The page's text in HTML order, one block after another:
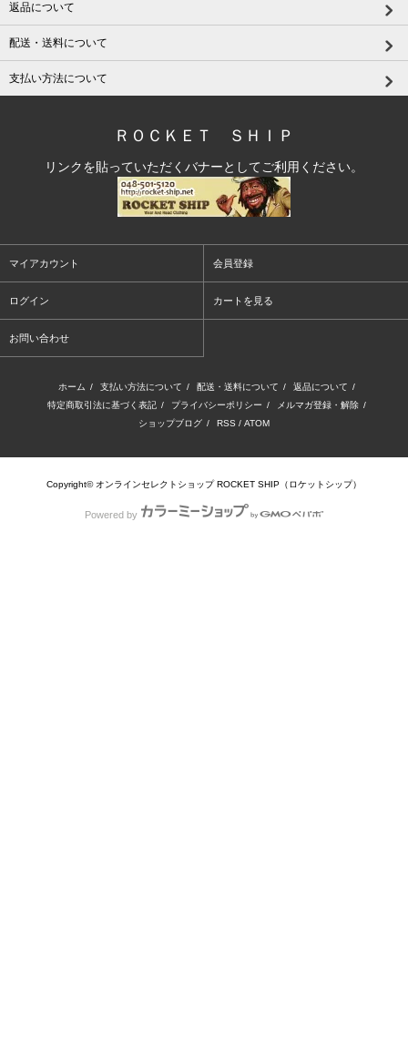
返品について
配送・送料について
支払い方法について
ＲＯＣＫＥＴ ＳＨＩＰ
リンクを貼っていただくバナーとしてご利用ください。
マイアカウント 会員登録
ログイン カートを見る
お問い合わせ
ホーム / 支払い方法について / 配送・送料について / 返品について /
特定商取引法に基づく表記 / プライバシーポリシー / メルマガ登録・解除 /
ショップブログ / RSS / ATOM
Copyright© オンラインセレクトショップ ROCKET SHIP（ロケットシップ）
Powered by